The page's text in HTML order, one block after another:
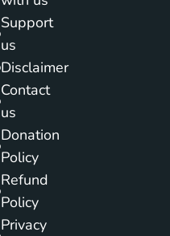
Support
us
Disclaimer
Contact
us
Donation
Policy
Refund
Policy
Privacy